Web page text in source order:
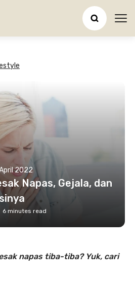
2022
Napas, Gejala, dan
6 minutes read
napas tiba-tiba? Yuk, cari